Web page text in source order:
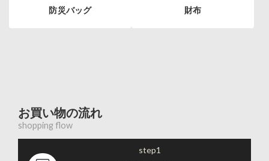
防災バッグ 財布
お買い物の流れ
shopping flow
step1